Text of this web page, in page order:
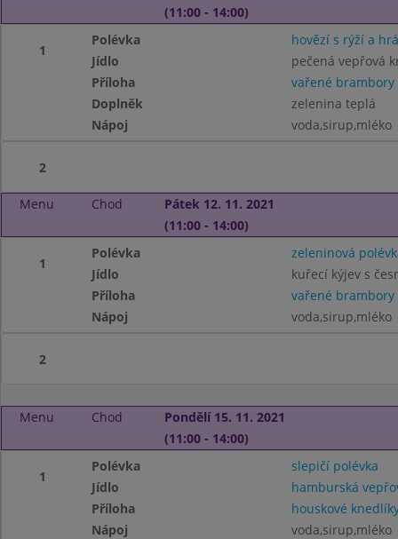
(11:00 - 14:00)
1
Polévka
hovězí s rýží a
Jídlo
pečená vepřová
Příloha
vařené brambory
Doplněk
zelenina teplá
Nápoj
voda,sirup,mléko
2
Menu Chod
Pátek 12. 11. 2021
(11:00 - 14:00)
1
Polévka
zeleninová
Jídlo
kuřecí kýjev s
Příloha
vařené brambory
Nápoj
voda,sirup,mléko
2
Menu Chod
Pondělí 15. 11. 2021
(11:00 - 14:00)
1
Polévka
slepičí polévka
Jídlo
hamburská
Příloha
houskové
Nápoj
voda,sirup,mléko